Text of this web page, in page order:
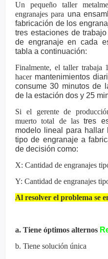
Un pequeño taller
engranajes para una
fabricación de los
tres estaciones de
de engranaje en cada
tabla a continuación:
Finalmente, el taller trabaja
hacer mantenimientos
consume 30 minutos de
de la estación dos y 25
Si el gerente de
muerto total de lastres
modelo lineal para
tipo de engranaje a
de decisión como:
X: Cantidad de engranajes
Y: Cantidad de engranajes
Al resolver el problema se
a. Tiene óptimos alternos
b. Tiene solución única